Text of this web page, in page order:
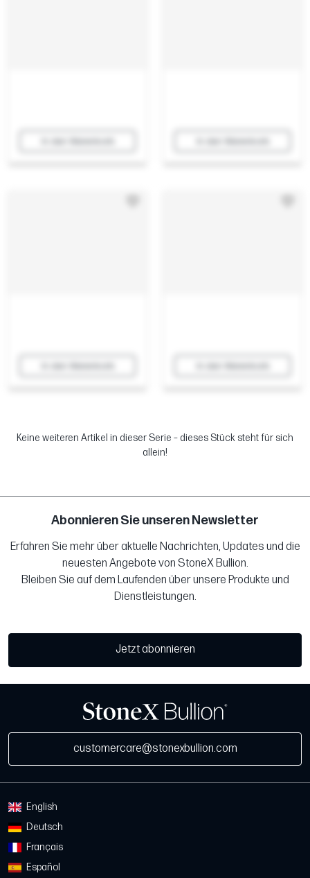
Keine weiteren Artikel in dieser Serie – dieses Stück steht für sich
allein!
Abonnieren Sie unseren Newsletter
Erfahren Sie mehr über aktuelle Nachrichten, Updates und die
neuesten Angebote von StoneX Bullion.
Bleiben Sie auf dem Laufenden über unsere Produkte und
Dienstleistungen.
Jetzt abonnieren
customercare@stonexbullion.com
English
Deutsch
Français
Español